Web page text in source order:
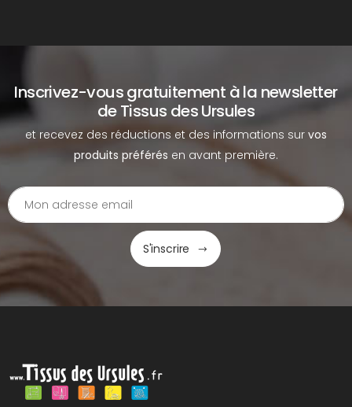
Inscrivez-vous gratuitement à la newsletter
de Tissus des Ursules
et recevez des réductions et des informations sur vos
produits préférés en avant première.
S'inscrire